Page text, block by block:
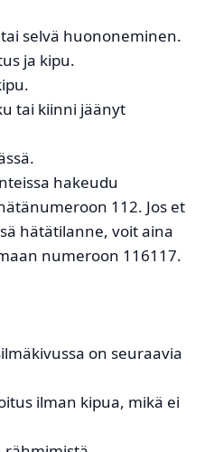
selvä huononeminen.
ja kipu.
tai kiinni jäänyt
hakeudu
112. Jos et
hätätilanne, voit aina
numeroon 116117.
on seuraavia
ilman kipua, mikä ei